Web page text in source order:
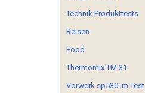
Technik Produkttests
Reisen
Food
Thermomix TM 31
Vorwerk sp530 im Test